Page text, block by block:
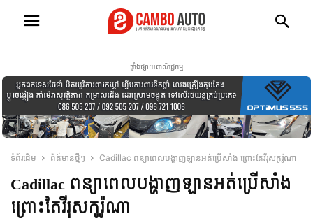
ផ្ទាំងផ្សាយពាណិជ្ជកម្ម
ទំព័រដើម ព័ត៍មានថ្មីៗ Cadillac ពន្យាពេលបង្ហាញឡានអត់ប្រើសាំង ព្រោះតែវីរុសកូរ៉ូណា
Cadillac ពន្យាពេលបង្ហាញឡានអត់ប្រើសាំង
ព្រោះតែវីរុសកូរ៉ូណា